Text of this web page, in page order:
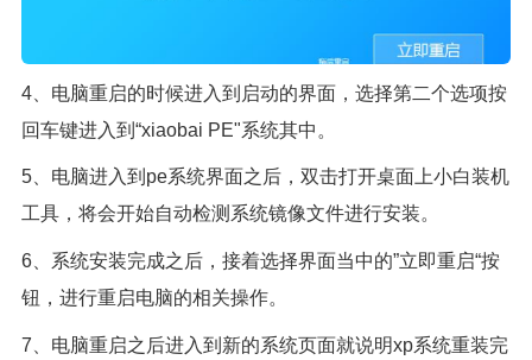
4、电脑重启的时候进入到启动的界面，选择第二个选项按
回车键进入到“xiaobai PE"系统其中。
5、电脑进入到pe系统界面之后，双击打开桌面上小白装机
工具，将会开始自动检测系统镜像文件进行安装。
6、系统安装完成之后，接着选择界面当中的”立即重启“按
钮，进行重启电脑的相关操作。
7、电脑重启之后进入到新的系统页面就说明xp系统重装完